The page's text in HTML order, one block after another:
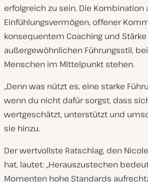
erfolgreich zu sein. Die
Einfühlungsvermögen, offener
konsequentem Coaching und
außergewöhnlichen Führungsstil,
Menschen im Mittelpunkt stehen.
„Denn was nützt es, eine starke
wenn du nicht dafür sorgst, dass
wertgeschätzt, unterstützt und
sie hinzu.
Der wertvollste Ratschlag, den
hat, lautet: „Herauszustechen
Momenten hohe Standards